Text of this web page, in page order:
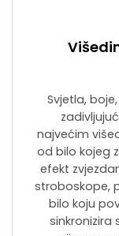
Svjetla,
najvećim
od bilo kojeg
efekt
stroboskope,
bilo koju
sinkronizira